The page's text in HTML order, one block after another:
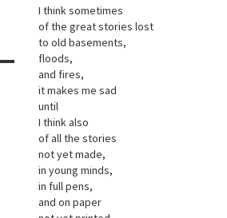
I think sometimes
of the great stories lost
to old basements,
floods,
and fires,
it makes me sad
until
I think also
of all the stories
not yet made,
in young minds,
in full pens,
and on paper